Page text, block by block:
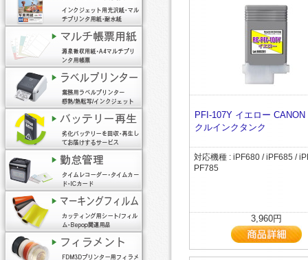
PFI-107Y イエロー CANON
クルインクタンク
対応機種 : iPF680 / iPF685 /
PF785
3,960円